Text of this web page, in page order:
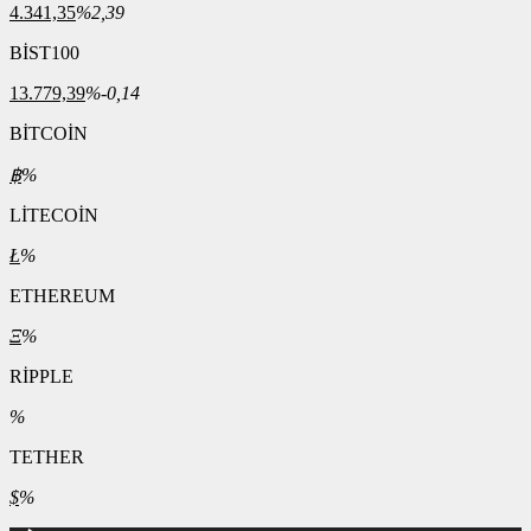
4.341,35%2,39
BİST100
13.779,39%-0,14
BİTCOİN
฿%
LİTECOİN
Ł%
ETHEREUM
Ξ%
RİPPLE
%
TETHER
$%